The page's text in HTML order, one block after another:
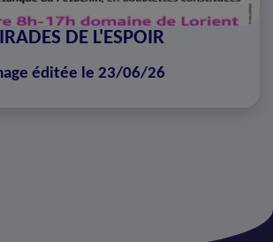
DE L'ESPOIR
éditée le 23/06/26